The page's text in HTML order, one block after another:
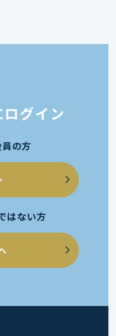
グイン
の方
はない方